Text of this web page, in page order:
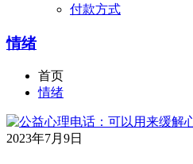
付款方式
情绪
首页
情绪
2023年7月9日